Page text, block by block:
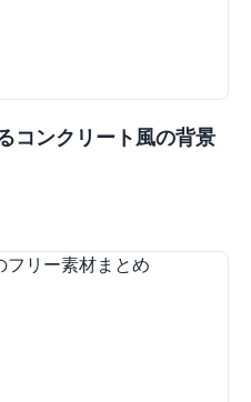
コンクリート風の背景